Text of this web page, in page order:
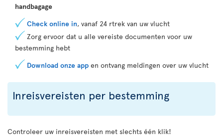
handbagage
Check online in, vanaf 24 rtrek van uw vlucht
Zorg ervoor dat u alle vereiste documenten voor uw
bestemming hebt
Download onze app en ontvang meldingen over uw vlucht
Inreisvereisten per bestemming
Controleer uw inreisvereisten met slechts één klik!